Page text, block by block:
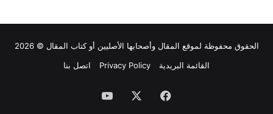
الحقوق محفوظة لموقع المقال وأصحابها الأصليين أو كتاب المقال © 2026
القائمة البريدية
Privacy Policy اتصل بنا
فيسبوك ‫YouTube